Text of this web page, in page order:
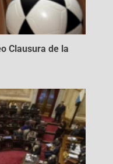
Clausura de la